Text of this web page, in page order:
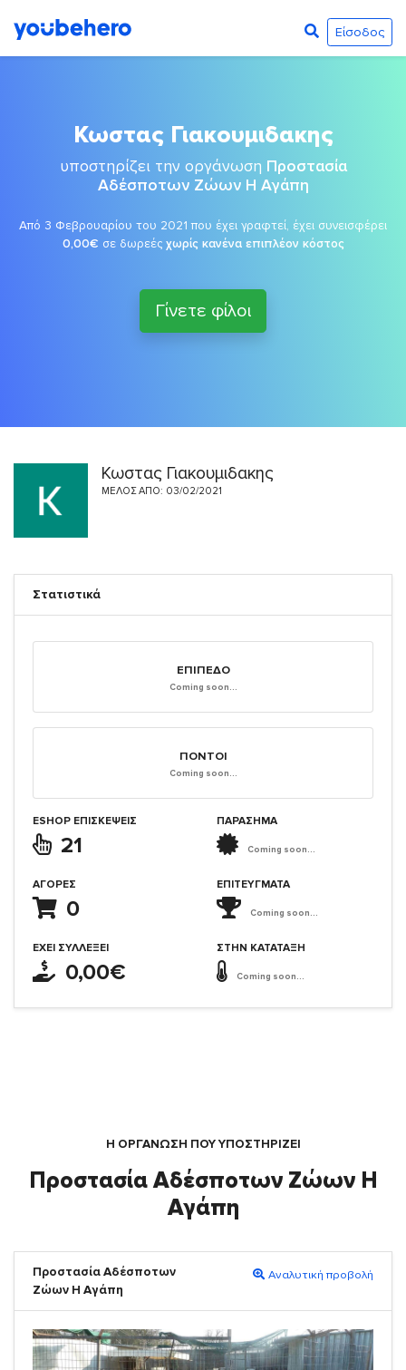
Είσοδος
Κωστας Γιακουμιδακης
υποστηρίζει την οργάνωση Προστασία
Αδέσποτων Ζώων Η Αγάπη
Από 3 Φεβρουαρίου του 2021 που έχει γραφτεί, έχει συνεισφέρει
0,00€ σε δωρεές χωρίς κανένα επιπλέον κόστος
Γίνετε φίλοι
Κωστας Γιακουμιδακης
ΜΈΛΟΣ ΑΠΌ: 03/02/2021
Στατιστικά
ΕΠΊΠΕΔΟ
Coming soon...
ΠΌΝΤΟΙ
Coming soon...
ESHOP ΕΠΙΣΚΈΨΕΙΣ
21
ΑΓΟΡΈΣ
0
ΈΧΕΙ ΣΥΛΛΈΞΕΙ
0,00€
ΠΑΡΑΣΗΜΑ
Coming soon...
ΕΠΙΤΕΎΓΜΑΤΑ
Coming soon...
ΣΤΗΝ ΚΑΤΆΤΑΞΗ
Coming soon...
Η ΟΡΓΆΝΩΣΗ ΠΟΥ ΥΠΟΣΤΗΡΙΖΕΙ
Προστασία Αδέσποτων Ζώων Η
Αγάπη
Προστασία Αδέσποτων
Ζώων Η Αγάπη
Αναλυτική προβολή